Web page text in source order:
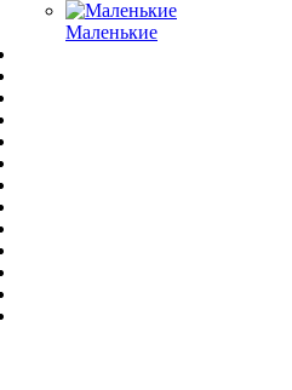
Маленькие